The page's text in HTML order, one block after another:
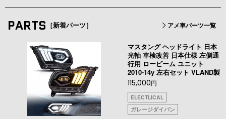
PARTS ［新着パーツ］ アメ車パーツ一覧
マスタング ヘッドライト 日本
光軸 車検改善 日本仕様 左側通
行用 ロービーム ユニット
2010-14y 左右セット VLAND製
115,000円
ELECTLICAL
ガレージダイバン